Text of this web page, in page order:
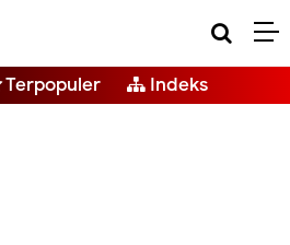
Terpopuler Indeks